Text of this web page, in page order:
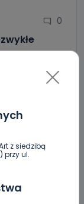
z siedzibą
przy ul.
0
letnich